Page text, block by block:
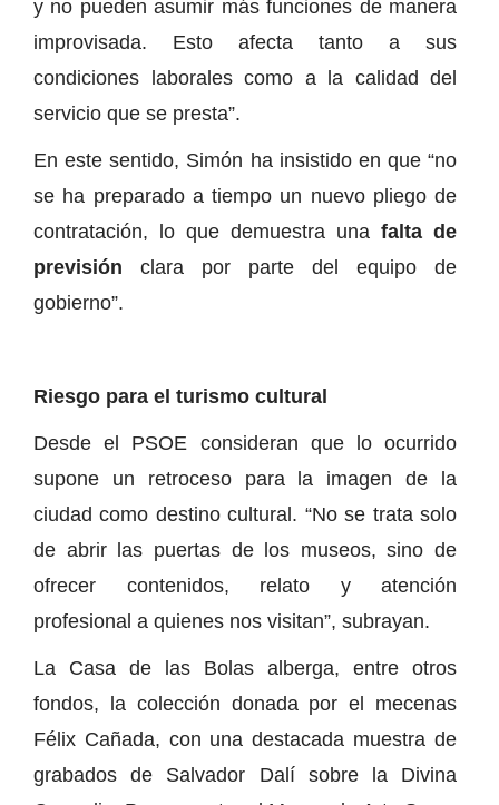
y no pueden asumir más funciones de manera
improvisada. Esto afecta tanto a sus
condiciones laborales como a la calidad del
servicio que se presta”.
En este sentido, Simón ha insistido en que “no
se ha preparado a tiempo un nuevo pliego de
contratación, lo que demuestra una falta de
previsión clara por parte del equipo de
gobierno”.
Riesgo para el turismo cultural
Desde el PSOE consideran que lo ocurrido
supone un retroceso para la imagen de la
ciudad como destino cultural. “No se trata solo
de abrir las puertas de los museos, sino de
ofrecer contenidos, relato y atención
profesional a quienes nos visitan”, subrayan.
La Casa de las Bolas alberga, entre otros
fondos, la colección donada por el mecenas
Félix Cañada, con una destacada muestra de
grabados de Salvador Dalí sobre la Divina